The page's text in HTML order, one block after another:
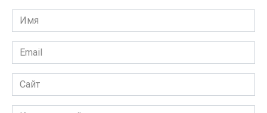
Имя
Email
Сайт